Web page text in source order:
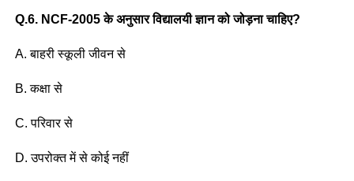
Q.6. NCF-2005 के अनुसार विद्यालयी ज्ञान को जोड़ना चाहिए?
A. बाहरी स्कूली जीवन से
B. कक्षा से
C. परिवार से
D. उपरोक्त में से कोई नहीं